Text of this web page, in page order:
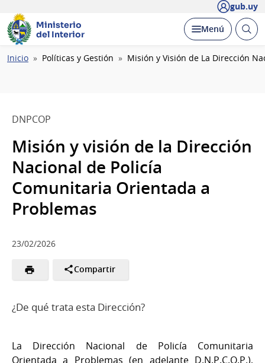
gub.uy
Ministerio
del Interior
Desplegar
Menú Abrir
Ruta
Inicio Políticas y Gestión Misión y Visión de La Dirección
DNPCOP
Misión y visión de la Dirección
Nacional de Policía
Comunitaria Orientada a
Problemas
23/02/2026
Compartir
¿De qué trata esta Dirección?
La Dirección Nacional de Policía Comunitaria
Orientada a Problemas (en adelante D.N.P.C.O.P.),